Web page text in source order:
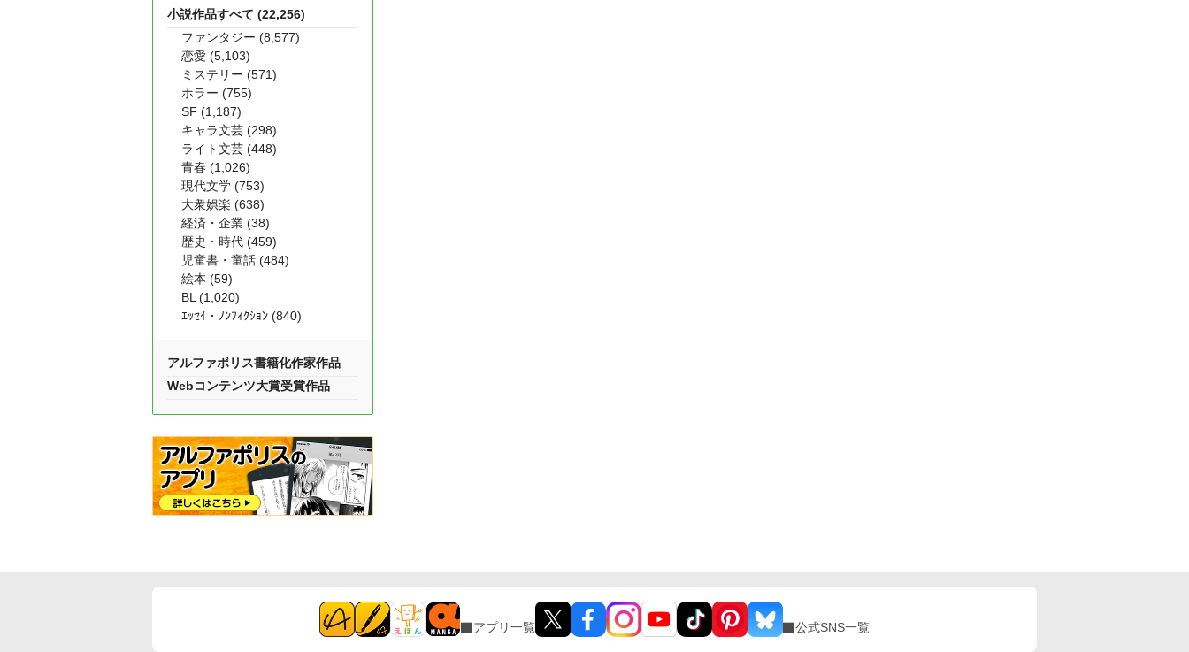
小説作品すべて (22,256)
ファンタジー (8,577)
恋愛 (5,103)
ミステリー (571)
ホラー (755)
SF (1,187)
キャラ文芸 (298)
ライト文芸 (448)
青春 (1,026)
現代文学 (753)
大衆娯楽 (638)
経済・企業 (38)
歴史・時代 (459)
児童書・童話 (484)
絵本 (59)
BL (1,020)
ｴｯｾｲ・ﾉﾝﾌｨｸｼｮﾝ (840)
アルファポリス書籍化作家作品
Webコンテンツ大賞受賞作品
アプリ一覧 公式SNS一覧